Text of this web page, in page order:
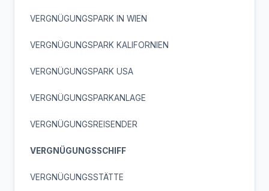
VERGNÜGUNGSPARK IN WIEN
VERGNÜGUNGSPARK KALIFORNIEN
VERGNÜGUNGSPARK USA
VERGNÜGUNGSPARKANLAGE
VERGNÜGUNGSREISENDER
VERGNÜGUNGSSCHIFF
VERGNÜGUNGSSTÄTTE